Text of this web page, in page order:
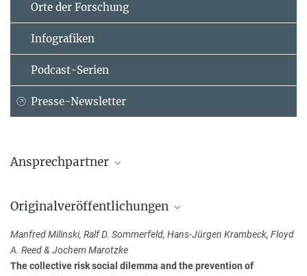
Orte der Forschung
Infografiken
Podcast-Serien
Presse-Newsletter
Ansprechpartner
Max-Planck-Institut für Evolutionsbiologie, Plön
Prof. Dr. Jochem Marotzke
Originalveröffentlichungen
Manfred Milinski, Ralf D. Sommerfeld, Hans-Jürgen Krambeck, Floyd
A. Reed & Jochem Marotzke
The collective risk social dilemma and the prevention of